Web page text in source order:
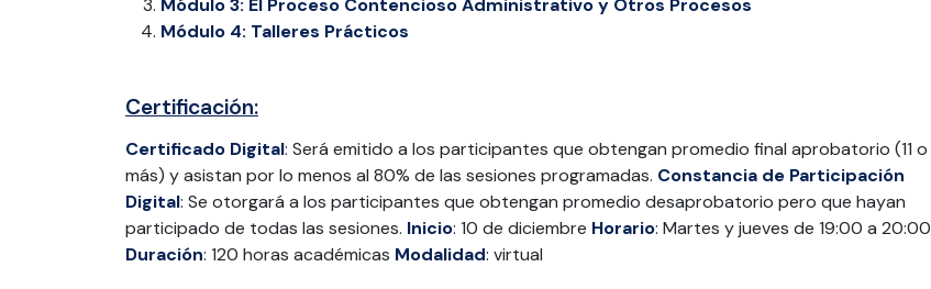
Módulo 3: El Proceso Contencioso Administrativo y Otros Procesos
Módulo 4: Talleres Prácticos
Certificación:
Certificado Digital: Será emitido a los participantes que obtengan promedio final aprobatorio (11 o
más) y asistan por lo menos al 80% de las sesiones programadas. Constancia de Participación
Digital: Se otorgará a los participantes que obtengan promedio desaprobatorio pero que hayan
participado de todas las sesiones. Inicio: 10 de diciembre Horario: Martes y jueves de 19:00 a 20:00
Duración: 120 horas académicas Modalidad: virtual